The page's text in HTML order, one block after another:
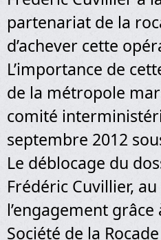
partenariat de la
d’achever cette
L’importance de
de la métropole
comité
septembre 2012
Le déblocage du
Frédéric Cuvillier,
l’engagement
Société de la